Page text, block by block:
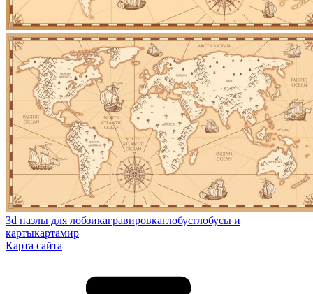
3d пазлы для лобзикагравировкаглобусглобусы и
картыкартамир
Карта сайта